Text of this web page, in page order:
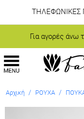
ΤΗΛΕΦΩΝΙΚΕΣ
Για αγορές άνω
Αρχική / ΡΟΥΧΑ /